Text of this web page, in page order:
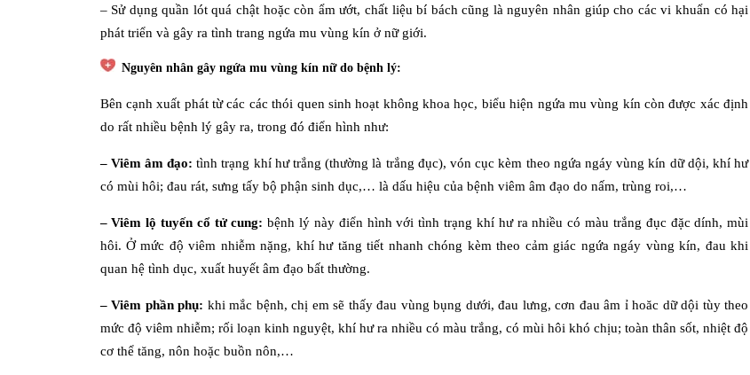
– Sử dụng quần lót quá chật hoặc còn ẩm ướt, chất liệu bí bách cũng là nguyên nhân giúp cho các vi khuẩn có hại
phát triển và gây ra tình trang ngứa mu vùng kín ở nữ giới.
Nguyên nhân gây ngứa mu vùng kín nữ do bệnh lý:
Bên cạnh xuất phát từ các các thói quen sinh hoạt không khoa học, biểu hiện ngứa mu vùng kín còn được xác định
do rất nhiều bệnh lý gây ra, trong đó điển hình như:
– Viêm âm đạo: tình trạng khí hư trắng (thường là trắng đục), vón cục kèm theo ngứa ngáy vùng kín dữ dội, khí hư
có mùi hôi; đau rát, sưng tấy bộ phận sinh dục,… là dấu hiệu của bệnh viêm âm đạo do nấm, trùng roi,…
– Viêm lộ tuyến cổ tử cung: bệnh lý này điển hình với tình trạng khí hư ra nhiều có màu trắng đục đặc dính, mùi
hôi. Ở mức độ viêm nhiễm nặng, khí hư tăng tiết nhanh chóng kèm theo cảm giác ngứa ngáy vùng kín, đau khi
quan hệ tình dục, xuất huyết âm đạo bất thường.
– Viêm phần phụ: khi mắc bệnh, chị em sẽ thấy đau vùng bụng dưới, đau lưng, cơn đau âm ỉ hoăc dữ dội tùy theo
mức độ viêm nhiễm; rối loạn kinh nguyệt, khí hư ra nhiều có màu trắng, có mùi hôi khó chịu; toàn thân sốt, nhiệt độ
cơ thể tăng, nôn hoặc buồn nôn,…